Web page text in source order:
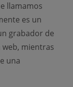
llamamos
es un
grabador de
mientras
una